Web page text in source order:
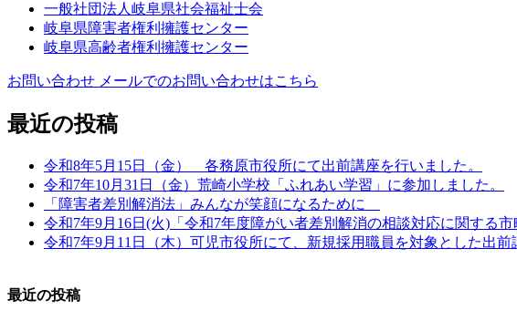
一般社団法人岐阜県社会福祉士会
岐阜県障害者権利擁護センター
岐阜県高齢者権利擁護センター
お問い合わせ メールでのお問い合わせはこちら
最近の投稿
令和8年5月15日（金） 各務原市役所にて出前講座を行いました。
令和7年10月31日（金）荒崎小学校「ふれあい学習」に参加しました。
「障害者差別解消法」みんなが笑顔になるために
令和7年9月16日(火)「令和7年度障がい者差別解消の相談対応に関する
令和7年9月11日（木）可児市役所にて、新規採用職員を対象とした出前
最近の投稿